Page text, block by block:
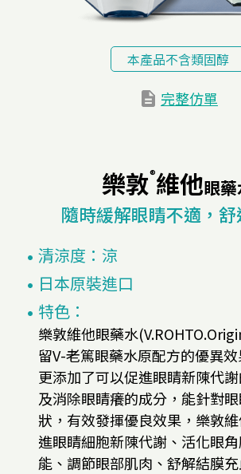
本產品不含類固醇
完整仿單
樂敦®維他眼
隨時緩解眼睛不適，
清涼度：涼
日本原裝進口
特色：
樂敦維他眼藥水
留V-老篤眼藥水原配方的優異
更添加了可以促進眼睛新陳代謝
及消除眼睛癢的成分，能針對
狀，有效發揮優良效果，樂敦
進眼睛細胞新陳代謝、活化眼
能、調節眼部肌肉、舒解結膜充